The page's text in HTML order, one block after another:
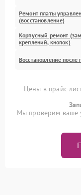
Ремонт платы
(восстановление)
Корпусный ремонт
креплений, кнопок)
Восстановление после
Цены в прайс-
Мы проверим ваше